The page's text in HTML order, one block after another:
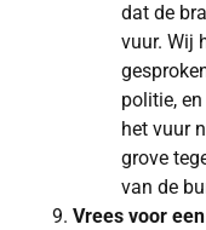
dat de
vuur. Wij
politie,
het vuur
grove
van de
Vrees voor